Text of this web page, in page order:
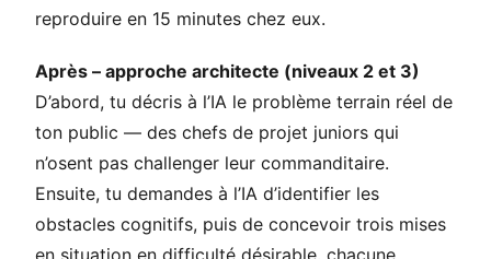
reproduire en 15 minutes chez eux.
Après – approche architecte (niveaux 2 et 3)
D’abord, tu décris à l’IA le problème terrain réel de
ton public — des chefs de projet juniors qui
n’osent pas challenger leur commanditaire.
Ensuite, tu demandes à l’IA d’identifier les
obstacles cognitifs, puis de concevoir trois mises
en situation en difficulté désirable, chacune